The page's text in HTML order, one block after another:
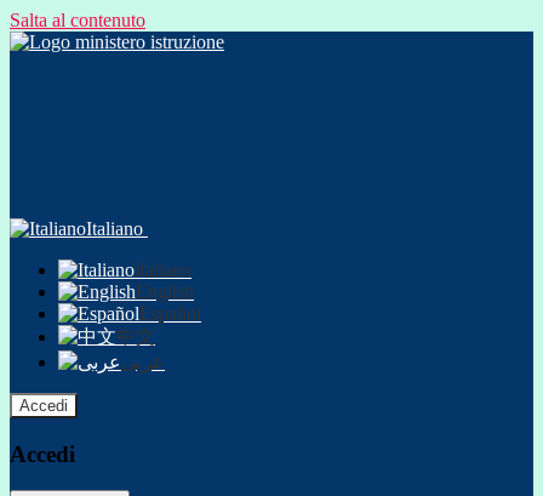
Salta al contenuto
Italiano
Italiano
English
Español
中文
عربى
Accedi
Accedi